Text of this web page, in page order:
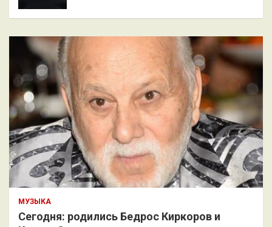
МУЗЫКА
Сегодня: родились Бедрос Киркоров и